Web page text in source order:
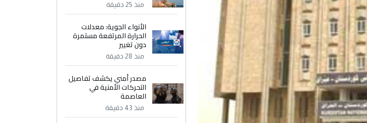
منذ 25 دقيقة
الأنواء الجوية: معدلات
الحرارة المرتفعة مستمرة
دون تغيير
منذ 28 دقيقة
مصدر أمني يكشف تفاصيل
التحركات الأمنية في
العاصمة
منذ 43 دقيقة